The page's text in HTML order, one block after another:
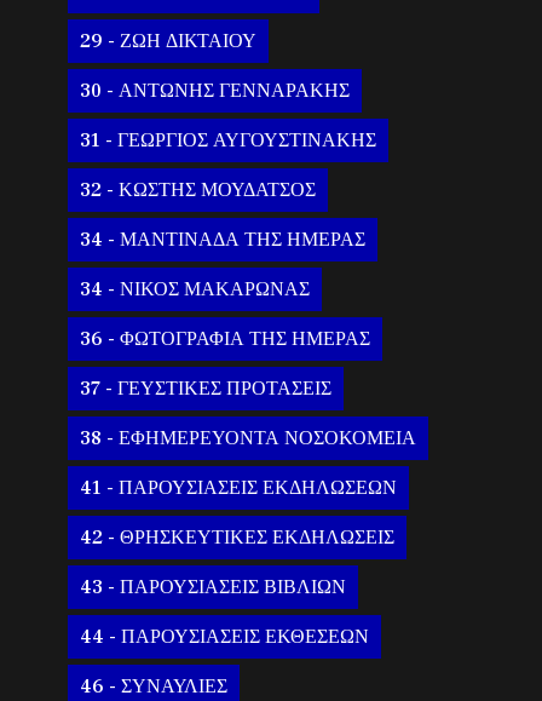
29 - ΖΩΗ ΔΙΚΤΑΙΟΥ
30 - ΑΝΤΩΝΗΣ ΓΕΝΝΑΡΑΚΗΣ
31 - ΓΕΩΡΓΙΟΣ ΑΥΓΟΥΣΤΙΝΑΚΗΣ
32 - ΚΩΣΤΗΣ ΜΟΥΔΑΤΣΟΣ
34 - ΜΑΝΤΙΝΑΔΑ ΤΗΣ ΗΜΕΡΑΣ
34 - ΝΙΚΟΣ ΜΑΚΑΡΩΝΑΣ
36 - ΦΩΤΟΓΡΑΦΙΑ ΤΗΣ ΗΜΕΡΑΣ
37 - ΓΕΥΣΤΙΚΕΣ ΠΡΟΤΑΣΕΙΣ
38 - ΕΦΗΜΕΡΕΥΟΝΤΑ ΝΟΣΟΚΟΜΕΙΑ
41 - ΠΑΡΟΥΣΙΑΣΕΙΣ ΕΚΔΗΛΩΣΕΩΝ
42 - ΘΡΗΣΚΕΥΤΙΚΕΣ ΕΚΔΗΛΩΣΕΙΣ
43 - ΠΑΡΟΥΣΙΑΣΕΙΣ ΒΙΒΛΙΩΝ
44 - ΠΑΡΟΥΣΙΑΣΕΙΣ ΕΚΘΕΣΕΩΝ
46 - ΣΥΝΑΥΛΙΕΣ